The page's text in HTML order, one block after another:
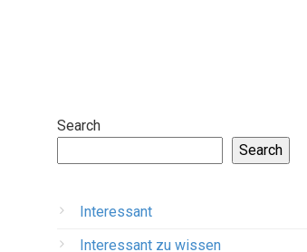
Search
Search
Interessant
Interessant zu wissen